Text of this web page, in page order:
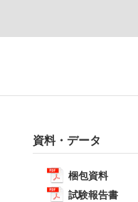
資料・データ
梱包資料
試験報告書